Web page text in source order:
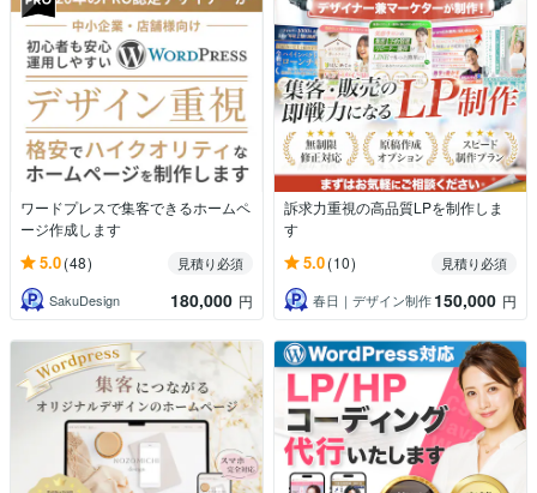
ワードプレスで集客できるホームペ
ージ作成します
5.0(48)
見積り必須
SakuDesign
180,000 円
訴求力重視の高品質LPを制作しま
す
5.0(10)
見積り必須
春日｜デザイン制作150,000 円